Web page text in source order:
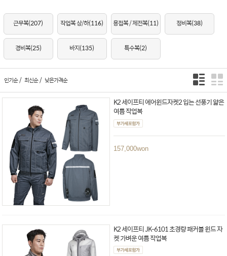
근무복(207) 작업복 상/하(116) 용접복 / 제전복(11) 정비복(38)
경비복(25) 바지(135) 특수복(2)
인기순/ 최신순/ 낮은가격순
K2 세이프티 에어윈드자켓2 입는 선풍기 얇은
여름 작업복
157,000won
K2 세이프티 JK-6101 초경량 패커블 윈드 자
켓 가벼운 여름 작업복